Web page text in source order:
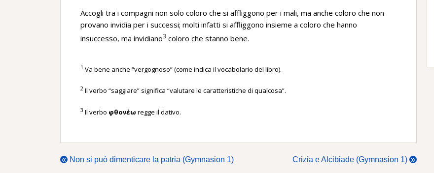
Accogli tra i compagni non solo coloro che si affliggono per i mali, ma anche coloro che non
provano invidia per i successi; molti infatti si affliggono insieme a coloro che hanno
insuccesso, ma invidiano3 coloro che stanno bene.
1 Va bene anche “vergognoso” (come indica il vocabolario del libro).
2 Il verbo “saggiare” significa “valutare le caratteristiche di qualcosa”.
3 Il verbo φθονέω regge il dativo.
« Non si può dimenticare la patria (Gymnasion 1) Crizia e Alcibiade (Gymnasion 1)»